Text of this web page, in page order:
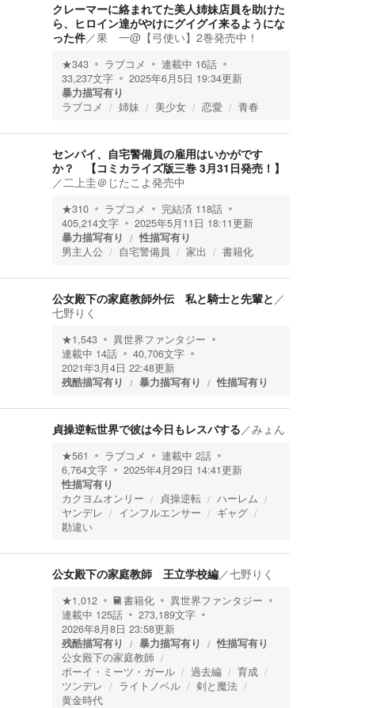
クレーマーに絡まれてた美人姉妹店員を助けた
ら、ヒロイン達がやけにグイグイ来るようにな
った件／果 一@【弓使い】2巻発売中！
★343 ラブコメ 連載中 16話
33,237文字 2025年6月5日 19:34更新
暴力描写有り
ラブコメ
姉妹 美少女 恋愛 青春
センパイ、自宅警備員の雇用はいかがです
か？ 【コミカライズ版三巻 3月31日発売！】
／二上圭＠じたこよ発売中
★310 ラブコメ 完結済 118話
405,214文字 2025年5月11日 18:11更新
暴力描写有り
性描写有り
男主人公
自宅警備員 家出 書籍化
公女殿下の家庭教師外伝 私と騎士と先輩と ／
七野りく
★1,543
異世界ファンタジー
連載中 14話 40,706文字
2021年3月4日 22:48更新
残酷描写有り
暴力描写有り 性描写有り
貞操逆転世界で彼は今日もレスバする／みょん
★561 ラブコメ 連載中 2話
6,764文字 2025年4月29日 14:41更新
性描写有り
カクヨムオンリー
貞操逆転
ハーレム
ヤンデレ
インフルエンサー
ギャグ
勘違い
公女殿下の家庭教師 王立学校編／七野りく
★1,012 書籍化
異世界ファンタジー
連載中 125話 273,189文字
2026年8月8日 23:58更新
残酷描写有り
暴力描写有り
性描写有り
公女殿下の家庭教師
ボーイ・ミーツ・ガール
過去編
育成
ツンデレ
ライトノベル
剣と魔法
黄金時代